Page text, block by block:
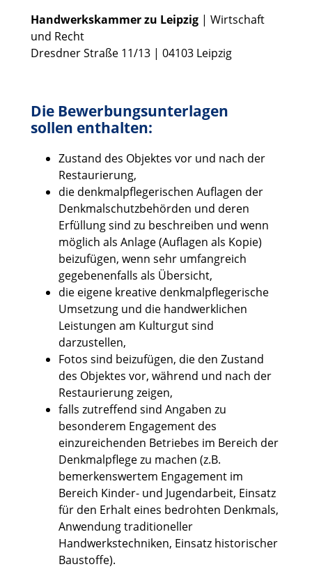
Handwerkskammer zu Leipzig| Wirtschaft
und Recht
Dresdner Straße 11/13 | 04103 Leipzig
Die Bewerbungsunterlagen
sollen enthalten:
Zustand des Objektes vor und nach der
Restaurierung,
die denkmalpflegerischen Auflagen der
Denkmalschutzbehörden und deren
Erfüllung sind zu beschreiben und wenn
möglich als Anlage (Auflagen als Kopie)
beizufügen, wenn sehr umfangreich
gegebenenfalls als Übersicht,
die eigene kreative denkmalpflegerische
Umsetzung und die handwerklichen
Leistungen am Kulturgut sind
darzustellen,
Fotos sind beizufügen, die den Zustand
des Objektes vor, während und nach der
Restaurierung zeigen,
falls zutreffend sind Angaben zu
besonderem Engagement des
einzureichenden Betriebes im Bereich der
Denkmalpflege zu machen (z.B.
bemerkenswertem Engagement im
Bereich Kinder- und Jugendarbeit, Einsatz
für den Erhalt eines bedrohten Denkmals,
Anwendung traditioneller
Handwerkstechniken, Einsatz historischer
Baustoffe).